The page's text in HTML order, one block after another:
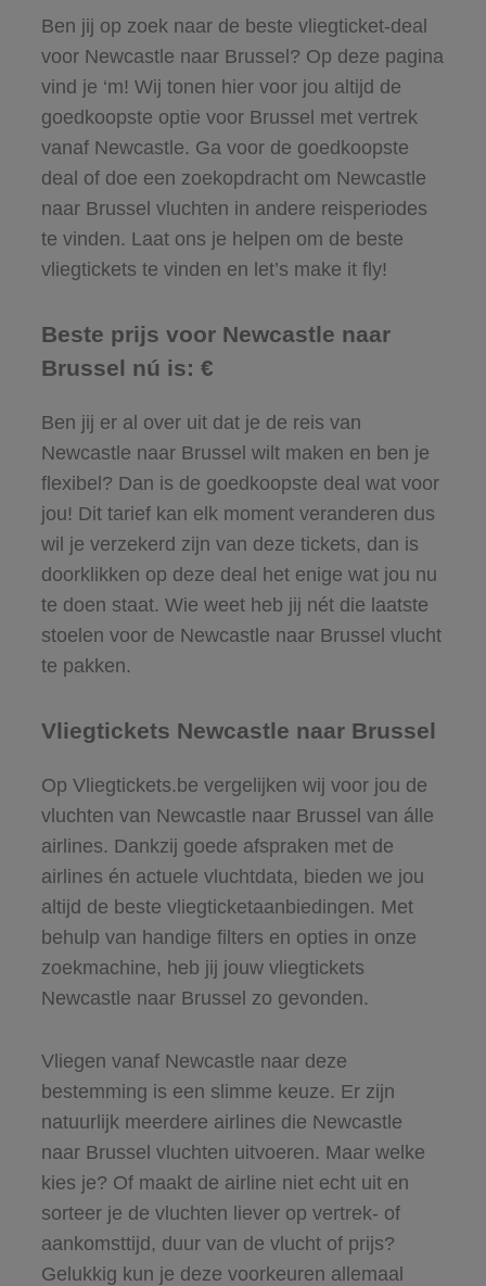
Ben jij op zoek naar de beste vliegticket-deal
voor Newcastle naar Brussel? Op deze pagina
vind je ‘m! Wij tonen hier voor jou altijd de
goedkoopste optie voor Brussel met vertrek
vanaf Newcastle. Ga voor de goedkoopste
deal of doe een zoekopdracht om Newcastle
naar Brussel vluchten in andere reisperiodes
te vinden. Laat ons je helpen om de beste
vliegtickets te vinden en let’s make it fly!
Beste prijs voor Newcastle naar
Brussel nú is: €
Ben jij er al over uit dat je de reis van
Newcastle naar Brussel wilt maken en ben je
flexibel? Dan is de goedkoopste deal wat voor
jou! Dit tarief kan elk moment veranderen dus
wil je verzekerd zijn van deze tickets, dan is
doorklikken op deze deal het enige wat jou nu
te doen staat. Wie weet heb jij nét die laatste
stoelen voor de Newcastle naar Brussel vlucht
te pakken.
Vliegtickets Newcastle naar Brussel
Op Vliegtickets.be vergelijken wij voor jou de
vluchten van Newcastle naar Brussel van álle
airlines. Dankzij goede afspraken met de
airlines én actuele vluchtdata, bieden we jou
altijd de beste vliegticketaanbiedingen. Met
behulp van handige filters en opties in onze
zoekmachine, heb jij jouw vliegtickets
Newcastle naar Brussel zo gevonden.
Vliegen vanaf Newcastle naar deze
bestemming is een slimme keuze. Er zijn
natuurlijk meerdere airlines die Newcastle
naar Brussel vluchten uitvoeren. Maar welke
kies je? Of maakt de airline niet echt uit en
sorteer je de vluchten liever op vertrek- of
aankomsttijd, duur van de vlucht of prijs?
Gelukkig kun je deze voorkeuren allemaal